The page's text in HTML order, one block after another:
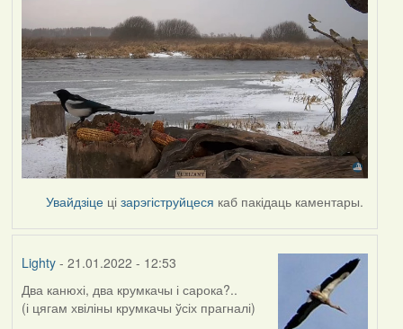
Увайдзіце цізарэгіструйцеся каб пакідаць каментары.
Lighty- 21.01.2022 - 12:53
Два канюхі, два крумкачы і сарока?..
(і цягам хвіліны крумкачы ўсіх прагналі)